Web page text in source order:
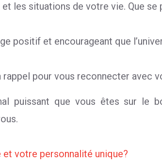
les situations de votre vie. Que
positif et encourageant que
pour vous reconnecter avec
puissant que vous êtes sur le
votre personnalité unique?